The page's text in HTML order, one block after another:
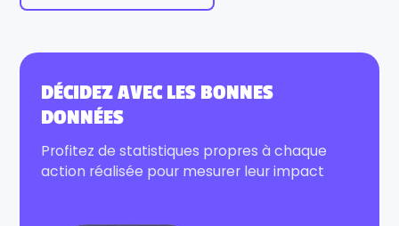
DÉCIDEZ AVEC LES BONNES
DONNÉES
Profitez de statistiques propres à chaque
action réalisée pour mesurer leur impact